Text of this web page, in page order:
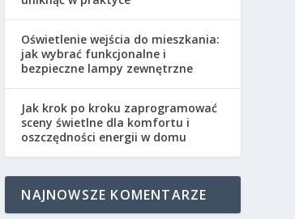
Oświetlenie wejścia do mieszkania:
jak wybrać funkcjonalne i
bezpieczne lampy zewnętrzne
Jak krok po kroku zaprogramować
sceny świetlne dla komfortu i
oszczędności energii w domu
NAJNOWSZE KOMENTARZE